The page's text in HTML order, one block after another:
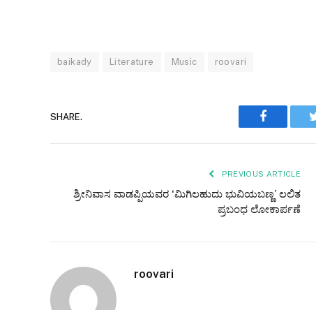
baikady Literature Music roovari
SHARE. Facebook
PREVIOUS ARTICLE
ಶ್ರೀನಿವಾಸ ವಾಡಪ್ಪಿಯವರ ‘ಮಿಗಿಲಹುದು ಭುವಿಯಬಣ್ಣ’ ಲಲಿತ
ಪ್ರಬಂಧ ಲೋಕಾರ್ಪಣೆ
roovari